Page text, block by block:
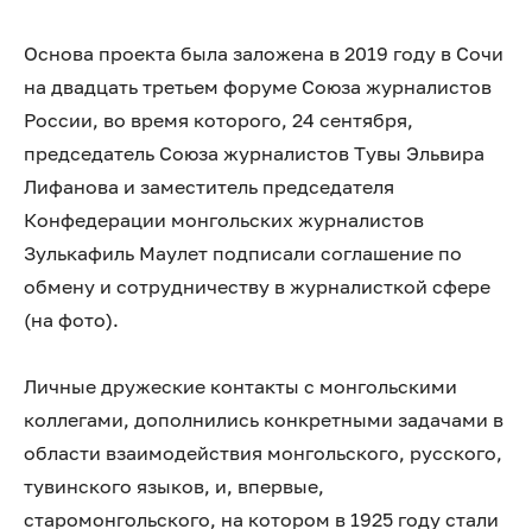
Основа проекта была заложена в 2019 году в Сочи
на двадцать третьем форуме Союза журналистов
России, во время которого, 24 сентября,
председатель Союза журналистов Тувы Эльвира
Лифанова и заместитель председателя
Конфедерации монгольских журналистов
Зулькафиль Маулет подписали соглашение по
обмену и сотрудничеству в журналисткой сфере
(на фото).
Личные дружеские контакты с монгольскими
коллегами, дополнились конкретными задачами в
области взаимодействия монгольского, русского,
тувинского языков, и, впервые,
старомонгольского, на котором в 1925 году стали